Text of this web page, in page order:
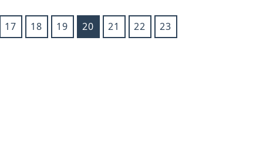
17 18 19 20 21 22 23